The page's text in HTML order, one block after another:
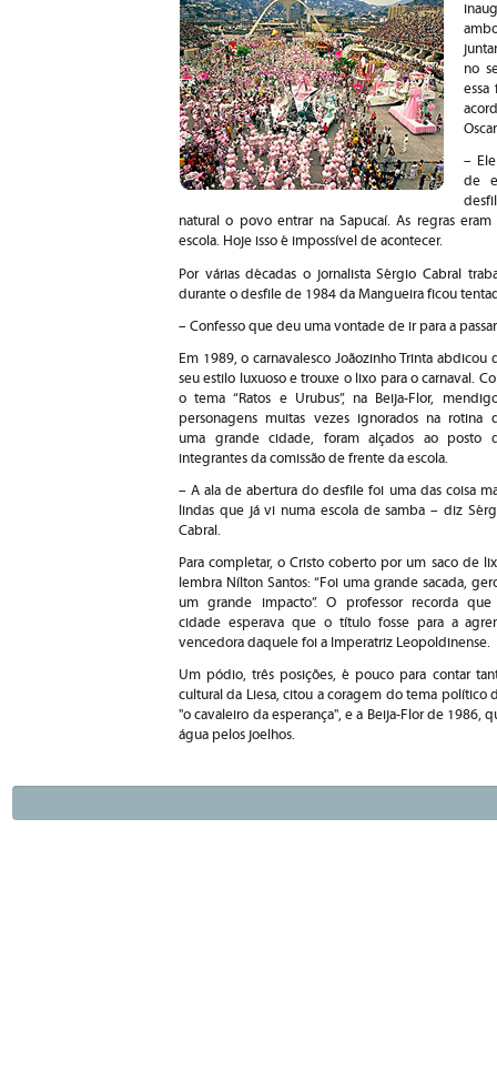
no
–
de
natural o povo entrar na Sapucaí. As regras
escola. Hoje isso é impossível de acontecer.
Por várias décadas o jornalista Sérgio Cabral
durante o desfile de 1984 da Mangueira ficou
– Confesso que deu uma vontade de ir para a
Em 1989, o carnavalesco Joãozinho Trinta abdicou
seu estilo luxuoso e trouxe o lixo para o carnaval.
o tema “Ratos e Urubus”, na Beija-Flor,
personagens muitas vezes ignorados na rotina
uma grande cidade, foram alçados ao posto
integrantes da comissão de frente da escola.
– A ala de abertura do desfile foi uma das coisa
lindas que já vi numa escola de samba – diz
Cabral.
Para completar, o Cristo coberto por um saco de
lembra Nílton Santos: “Foi uma grande sacada,
um grande impacto”. O professor recorda
cidade esperava que o título fosse para a
vencedora daquele foi a Imperatriz Leopoldinense.
Um pódio, três posições, é pouco para contar
cultural da Liesa, citou a coragem do tema político
"o cavaleiro da esperança", e a Beija-Flor de 1986,
água pelos joelhos.